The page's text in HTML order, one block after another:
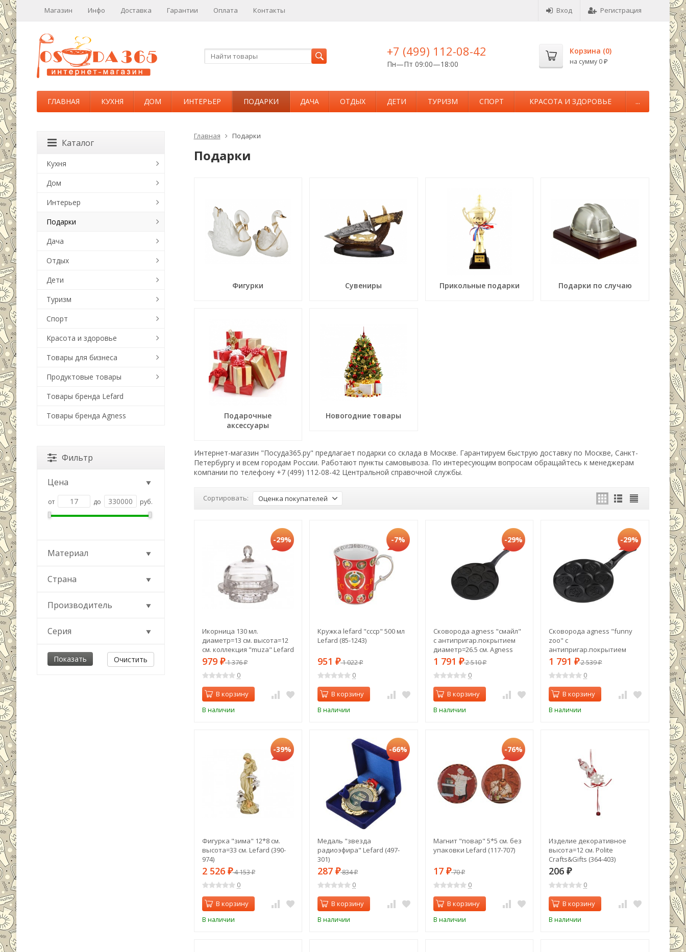
Магазин Инфо Доставка Гарантии Оплата Контакты Вход Регистрация
+7 (499) 112-08-42
Пн—Пт 09:00—18:00
Корзина (0)
на сумму 0 ₽
ГЛАВНАЯ КУХНЯ ДОМ ИНТЕРЬЕР ПОДАРКИ ДАЧА ОТДЫХ ДЕТИ ТУРИЗМ СПОРТ КРАСОТА И ЗДОРОВЬЕ ...
Главная Подарки
Подарки
Фигурки Сувениры Прикольные подарки Подарки по случаю
Подарочные
аксессуары
Новогодние товары
Интернет-магазин "Посуда365.ру" предлагает подарки со склада в Москве. Гарантируем быструю доставку по Москве, Санкт-
Петербургу и всем городам России. Работают пункты самовывоза. По интересующим вопросам обращайтесь к менеджерам
компании по телефону +7 (499) 112-08-42 Центральной справочной службы.
Сортировать: Оценка покупателей
-29%
Икорница 130 мл.
диаметр=13 см. высота=12
см. коллекция "muza" Lefard
(355-002)
979 ₽1 376₽
0
В корзину
В наличии
-7%
Кружка lefard "ссср" 500 мл
Lefard (85-1243)
951₽1 022₽
0
В корзину
В наличии
-29%
Сковорода agness "смайл"
с антипригар.покрытием
диаметр=26.5 см. Agness
(932-001)
1 791 ₽2 510₽
0
В корзину
В наличии
-29%
Сковорода agness "funny
zoo" с
антипригар.покрытием
диаметр=26.5 см.на 7
порций Agness (932-010)
1 791₽2 539₽
0
В корзину
В наличии
-39%
Фигурка "зима" 12*8 см.
высота=33 см. Lefard (390-
974)
2 526 ₽4 153₽
0
В корзину
В наличии
-66%
Медаль "звезда
радиоэфира" Lefard (497-
301)
287₽834₽
0
В корзину
В наличии
-76%
Магнит "повар" 5*5 см. без
упаковки Lefard (117-707)
17 ₽70₽
0
В корзину
В наличии
Изделие декоративное
высота=12 см. Polite
Crafts&Gifts (364-403)
206₽
0
В корзину
В наличии
Каталог
Кухня
Дом
Интерьер
Подарки
Дача
Отдых
Дети
Туризм
Спорт
Красота и здоровье
Товары для бизнеса
Продуктовые товары
Товары бренда Lefard
Товары бренда Agness
Фильтр
Цена
от до руб.
Материал
Страна
Производитель
Серия
Очистить